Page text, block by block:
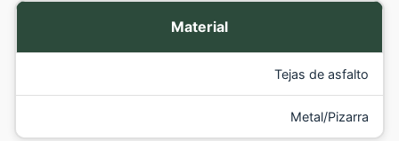
Material
Tejas de asfalto
Metal/Pizarra